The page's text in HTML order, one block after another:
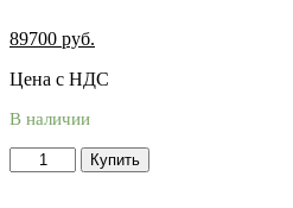
89700 руб.
Цена с НДС
В наличии
Купить